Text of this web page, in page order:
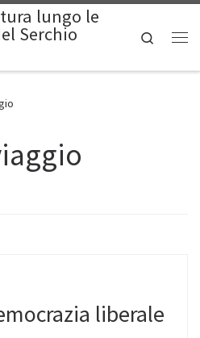
lungo le
Serchio
Search
liberale